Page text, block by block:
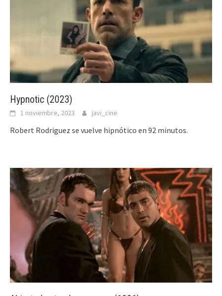
Hypnotic (2023)
1 noviembre, 2023 javi_cine
Robert Rodriguez se vuelve hipnótico en 92 minutos.